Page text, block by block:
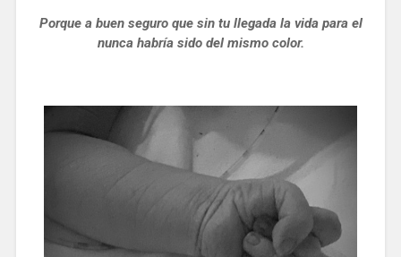
Porque a buen seguro que sin tu llegada la vida para el
nunca habría sido del mismo color.